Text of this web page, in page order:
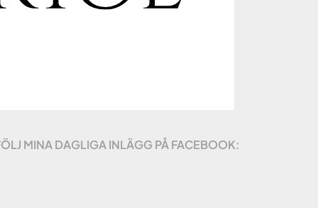
MINA DAGLIGA INLÄGG PÅ FACEBOOK: